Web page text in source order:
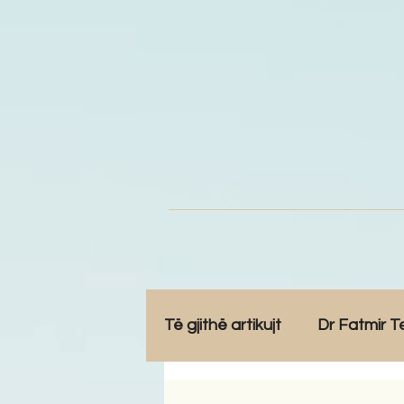
Të gjithë artikujt Dr Fatmir